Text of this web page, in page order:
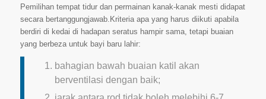
Pemilihan tempat tidur dan permainan kanak-kanak mesti didapat
secara bertanggungjawab.Kriteria apa yang harus diikuti apabila
berdiri di kedai di hadapan seratus hampir sama, tetapi buaian
yang berbeza untuk bayi baru lahir:
bahagian bawah buaian katil akan
berventilasi dengan baik;